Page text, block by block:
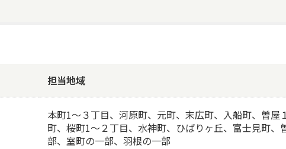
担当地域
本町1～３丁目、河原町、元町、末広町、入船町、曽
町、桜町1～２丁目、水神町、ひばりヶ丘、富士見町
部、室町の一部、羽根の一部